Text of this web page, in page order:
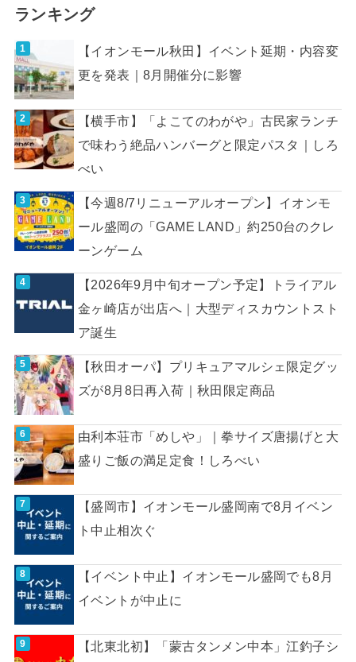
ランキング
【イオンモール秋田】イベント延期・内容変
更を発表｜8月開催分に影響
【横手市】「よこてのわがや」古民家ランチ
で味わう絶品ハンバーグと限定パスタ｜しろ
べい
【今週8/7リニューアルオープン】イオンモ
ール盛岡の「GAME LAND」約250台のクレ
ーンゲーム
【2026年9月中旬オープン予定】トライアル
金ヶ崎店が出店へ｜大型ディスカウントスト
ア誕生
【秋田オーパ】プリキュアマルシェ限定グッ
ズが8月8日再入荷｜秋田限定商品
由利本荘市「めしや」｜拳サイズ唐揚げと大
盛りご飯の満足定食！しろべい
【盛岡市】イオンモール盛岡南で8月イベン
ト中止相次ぐ
【イベント中止】イオンモール盛岡でも8月
イベントが中止に
【北東北初】「蒙古タンメン中本」江釣子シ